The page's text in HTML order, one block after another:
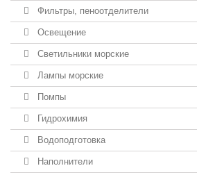
Фильтры, пеноотделители
Освещение
Светильники морские
Лампы морские
Помпы
Гидрохимия
Водоподготовка
Наполнители